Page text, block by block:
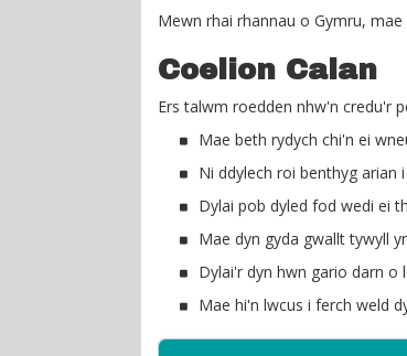
Mewn rhai rhannau o Gymru,
Coelion Calan
Ers talwm roedden nhw'n credu'r
Mae beth rydych chi'n ei
Ni ddylech roi benthyg arian
Dylai pob dyled fod wedi ei
Mae dyn gyda gwallt tywyll
Dylai'r dyn hwn gario darn o
Mae hi'n lwcus i ferch weld